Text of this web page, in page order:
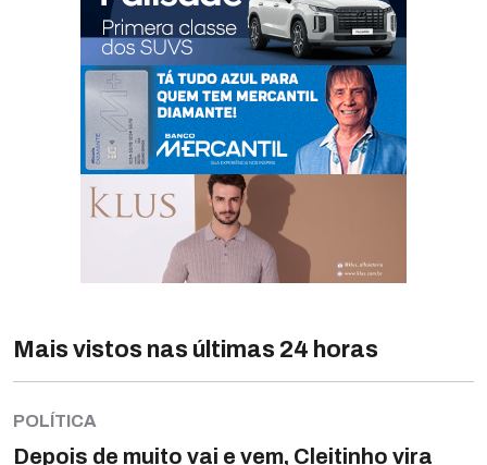
Mais vistos nas últimas 24 horas
POLÍTICA
Depois de muito vai e vem, Cleitinho vira